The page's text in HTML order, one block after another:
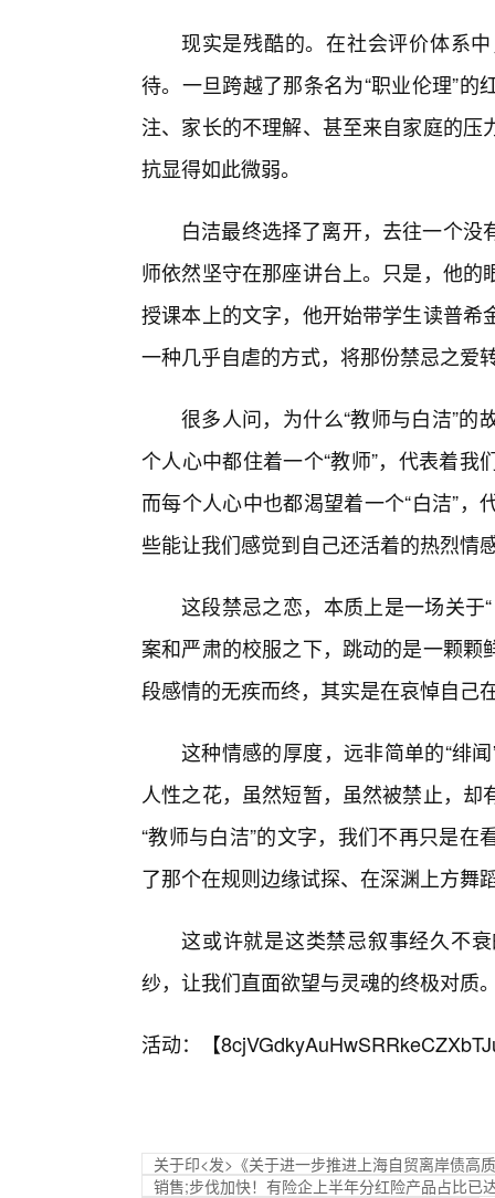
现实是残酷的。在社会评价体系
待。一旦跨越了那条名为“职业伦理”
注、家长的不理解、甚至来自家庭的
抗显得如此微弱。
白洁最终选择了离开，去往一个
师依然坚守在那座讲台上。只是，他
授课本上的文字，他开始带学生读普
一种几乎自虐的方式，将那份禁忌之爱
很多人问，为什么“教师与白洁”
个人心中都住着一个“教师”，代表着
而每个人心中也都渴望着一个“白洁”
些能让我们感觉到自己还活着的热烈情
这段禁忌之恋，本质上是一场关于
案和严肃的校服之下，跳动的是一颗
段感情的无疾而终，其实是在哀悼自己
这种情感的厚度，远非简单的“绯
人性之花，虽然短暂，虽然被禁止，
“教师与白洁”的文字，我们不再只是
了那个在规则边缘试探、在深渊上方舞
这或许就是这类禁忌叙事经久不
纱，让我们直面欲望与灵魂的终极对质
活动：【
关于印<发>《关于进一步推进上海自贸离岸债高
销售;步伐加快！有险企上半年分红险产品占比已